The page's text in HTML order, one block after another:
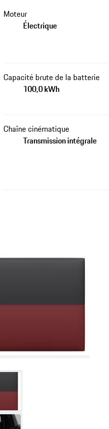
Moteur
Électrique
Capacité brute de la batterie
100,0 kWh
Chaîne cinématique
Transmission intégrale